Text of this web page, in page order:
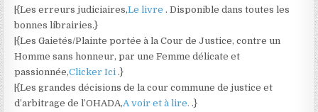
|{Les erreurs judiciaires,Le livre. Disponible dans toutes les
bonnes librairies.}
|{Les Gaietés/Plainte portée à la Cour de Justice, contre un
Homme sans honneur, par une Femme délicate et
passionnée,Clicker Ici.}
|{Les grandes décisions de la cour commune de justice et
d’arbitrage de l’OHADA,A voir et à lire..}